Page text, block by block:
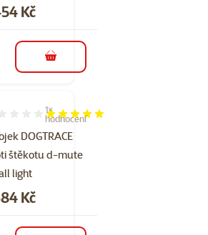
Kč
do košíku
DOGTRACE
štěkotu d-mute
light
100%, počet hodnocení: 1
1×
hodnocení
Kč